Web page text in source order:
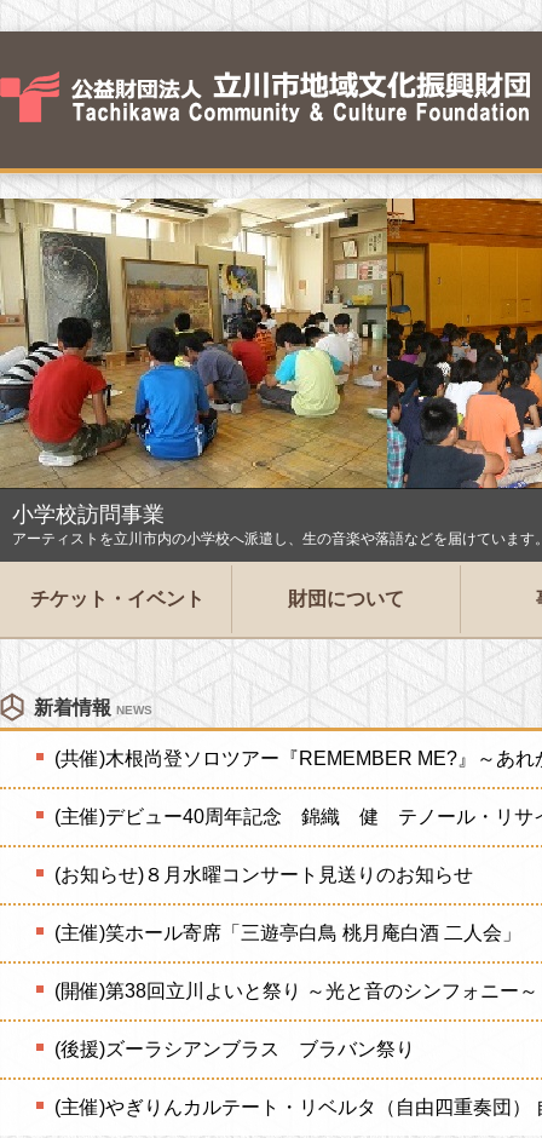
小学校訪問事業
アーティストを立川市内の小学校へ派遣し、生の音楽や落語などを届けていま
チケット・イベント 財団について
新着情報 NEWS
(共催)木根尚登ソロツアー『REMEMBER ME?』～あ
(主催)デビュー40周年記念 錦織 健 テノール・リサ
(お知らせ)８月水曜コンサート見送りのお知らせ
(主催)笑ホール寄席「三遊亭白鳥 桃月庵白酒 二人会」
(開催)第38回立川よいと祭り ～光と音のシンフォニー～
(後援)ズーラシアンブラス ブラバン祭り
(主催)やぎりんカルテート・リベルタ（自由四重奏団）